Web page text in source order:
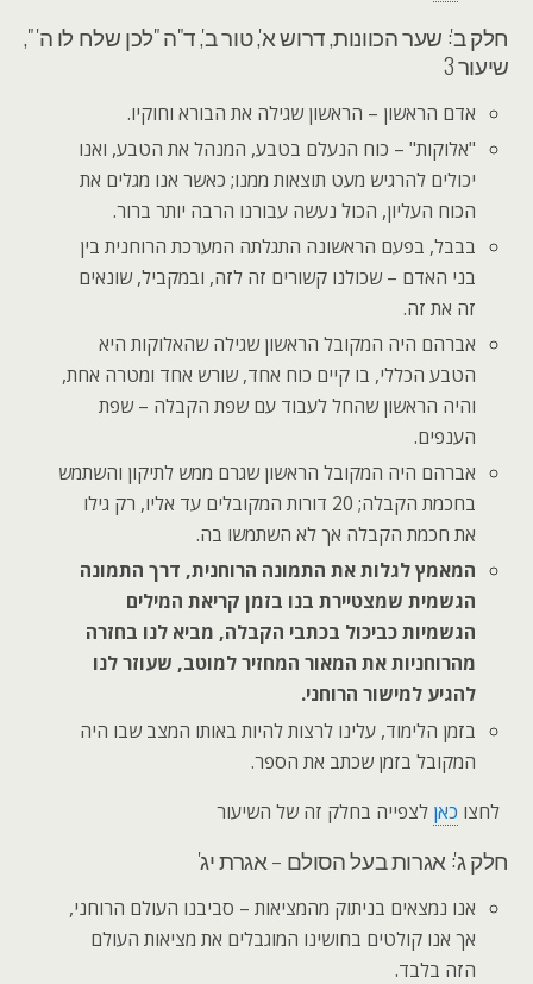
חלק ב': שער הכוונות, דרוש א', טור ב', ד"ה "לכן שלח לו ה' ",
שיעור 3
אדם הראשון – הראשון שגילה את הבורא וחוקיו.
"אלוקות" – כוח הנעלם בטבע, המנהל את הטבע, ואנו
יכולים להרגיש מעט תוצאות ממנו; כאשר אנו מגלים את
הכוח העליון, הכול נעשה עבורנו הרבה יותר ברור.
בבבל, בפעם הראשונה התגלתה המערכת הרוחנית בין
בני האדם – שכולנו קשורים זה לזה, ובמקביל, שונאים
זה את זה.
אברהם היה המקובל הראשון שגילה שהאלוקות היא
הטבע הכללי, בו קיים כוח אחד, שורש אחד ומטרה אחת,
והיה הראשון שהחל לעבוד עם שפת הקבלה – שפת
הענפים.
אברהם היה המקובל הראשון שגרם ממש לתיקון והשתמש
בחכמת הקבלה; 20 דורות המקובלים עד אליו, רק גילו
את חכמת הקבלה אך לא השתמשו בה.
המאמץ לגלות את התמונה הרוחנית, דרך התמונה
הגשמית שמצטיירת בנו בזמן קריאת המילים
הגשמיות כביכול בכתבי הקבלה, מביא לנו בחזרה
מהרוחניות את המאור המחזיר למוטב, שעוזר לנו
להגיע למישור הרוחני.
בזמן הלימוד, עלינו לרצות להיות באותו המצב שבו היה
המקובל בזמן שכתב את הספר.
לחצו כאן לצפייה בחלק זה של השיעור
חלק ג': אגרות בעל הסולם – אגרת יג'
אנו נמצאים בניתוק מהמציאות – סביבנו העולם הרוחני,
אך אנו קולטים בחושינו המוגבלים את מציאות העולם
הזה בלבד.